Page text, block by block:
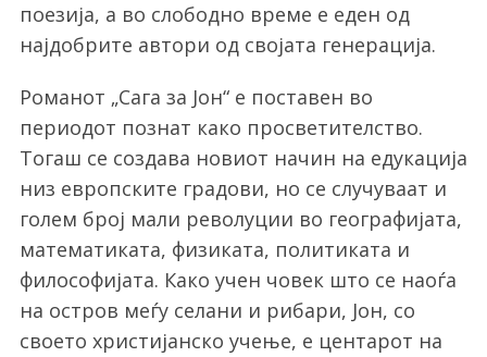
поезија, а во слободно време е еден од
најдобрите автори од својата генерација.
Романот „Сага за Јон“ е поставен во
периодот познат како просветителство.
Тогаш се создава новиот начин на едукација
низ европските градови, но се случуваат и
голем број мали револуции во географијата,
математиката, физиката, политиката и
философијата. Како учен човек што се наоѓа
на остров меѓу селани и рибари, Јон, со
своето христијанско учење, е центарот на